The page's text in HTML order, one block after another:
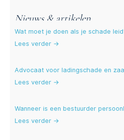
Nieuws & artikelen
Wat moet je doen als je schade
Lees verder →
Advocaat voor ladingschade en
Lees verder →
Wanneer is een bestuurder
Lees verder →